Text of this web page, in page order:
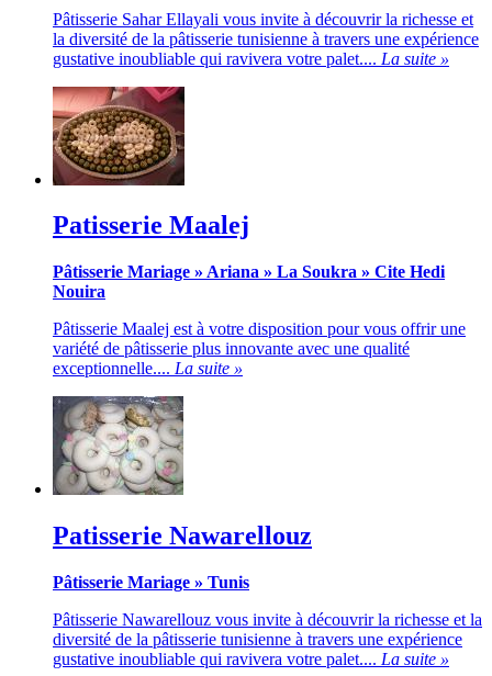
Pâtisserie Sahar Ellayali vous invite à découvrir la richesse et
la diversité de la pâtisserie tunisienne à travers une expérience
gustative inoubliable qui ravivera votre palet.... La suite »
Patisserie Maalej
Pâtisserie Mariage » Ariana » La Soukra » Cite Hedi
Nouira
Pâtisserie Maalej est à votre disposition pour vous offrir une
variété de pâtisserie plus innovante avec une qualité
exceptionnelle.... La suite »
Patisserie Nawarellouz
Pâtisserie Mariage » Tunis
Pâtisserie Nawarellouz vous invite à découvrir la richesse et la
diversité de la pâtisserie tunisienne à travers une expérience
gustative inoubliable qui ravivera votre palet.... La suite »